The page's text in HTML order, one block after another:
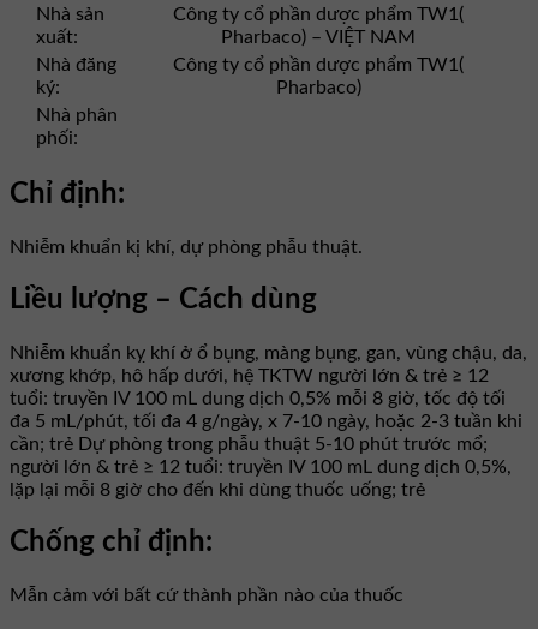
Nhà sản
xuất:
Công ty cổ phần dược phẩm TW1(
Pharbaco) – VIỆT NAM
Nhà đăng
ký:
Công ty cổ phần dược phẩm TW1(
Pharbaco)
Nhà phân
phối:
Chỉ định:
Nhiễm khuẩn kị khí, dự phòng phẫu thuật.
Liều lượng – Cách dùng
Nhiễm khuẩn kỵ khí ở ổ bụng, màng bụng, gan, vùng chậu, da,
xương khớp, hô hấp dưới, hệ TKTW người lớn & trẻ ≥ 12
tuổi: truyền IV 100 mL dung dịch 0,5% mỗi 8 giờ, tốc độ tối
đa 5 mL/phút, tối đa 4 g/ngày, x 7-10 ngày, hoặc 2-3 tuần khi
cần; trẻ Dự phòng trong phẫu thuật 5-10 phút trước mổ;
người lớn & trẻ ≥ 12 tuổi: truyền IV 100 mL dung dịch 0,5%,
lặp lại mỗi 8 giờ cho đến khi dùng thuốc uống; trẻ
Chống chỉ định:
Mẫn cảm với bất cứ thành phần nào của thuốc